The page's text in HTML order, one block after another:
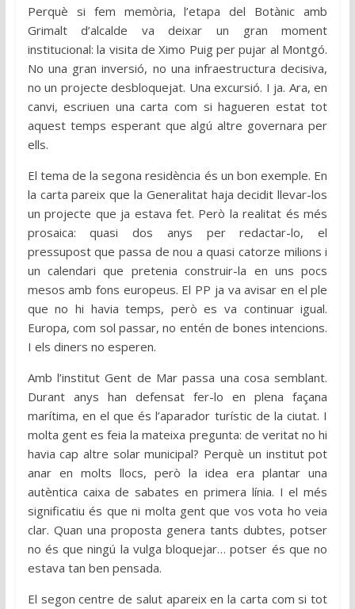
Perquè si fem memòria, l’etapa del Botànic amb
Grimalt d’alcalde va deixar un gran moment
institucional: la visita de Ximo Puig per pujar al Montgó.
No una gran inversió, no una infraestructura decisiva,
no un projecte desbloquejat. Una excursió. I ja. Ara, en
canvi, escriuen una carta com si hagueren estat tot
aquest temps esperant que algú altre governara per
ells.
El tema de la segona residència és un bon exemple. En
la carta pareix que la Generalitat haja decidit llevar-los
un projecte que ja estava fet. Però la realitat és més
prosaica: quasi dos anys per redactar-lo, el
pressupost que passa de nou a quasi catorze milions i
un calendari que pretenia construir-la en uns pocs
mesos amb fons europeus. El PP ja va avisar en el ple
que no hi havia temps, però es va continuar igual.
Europa, com sol passar, no entén de bones intencions.
I els diners no esperen.
Amb l’institut Gent de Mar passa una cosa semblant.
Durant anys han defensat fer-lo en plena façana
marítima, en el que és l’aparador turístic de la ciutat. I
molta gent es feia la mateixa pregunta: de veritat no hi
havia cap altre solar municipal? Perquè un institut pot
anar en molts llocs, però la idea era plantar una
autèntica caixa de sabates en primera línia. I el més
significatiu és que ni molta gent que vos vota ho veia
clar. Quan una proposta genera tants dubtes, potser
no és que ningú la vulga bloquejar… potser és que no
estava tan ben pensada.
El segon centre de salut apareix en la carta com si tot